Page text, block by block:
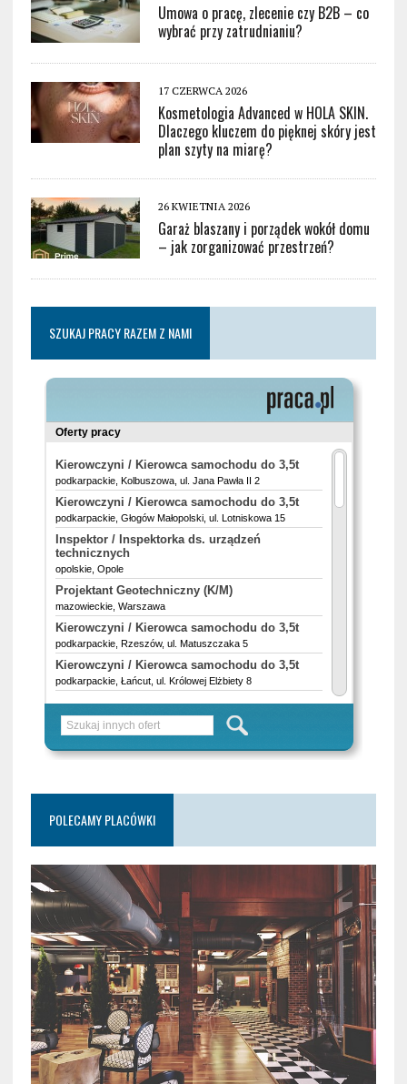
Umowa o pracę, zlecenie czy B2B – co
wybrać przy zatrudnianiu?
17 CZERWCA 2026
Kosmetologia Advanced w HOLA SKIN.
Dlaczego kluczem do pięknej skóry jest
plan szyty na miarę?
26 KWIETNIA 2026
Garaż blaszany i porządek wokół domu
– jak zorganizować przestrzeń?
SZUKAJ PRACY RAZEM Z NAMI
POLECAMY PLACÓWKI